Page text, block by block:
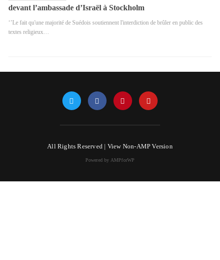
devant l’ambassade d’Israël à Stockholm
‘’Le fait qu'une majorité de Suédois soutiennent l'interdiction de brûler en public des
textes religieux…
All Rights Reserved | View Non-AMP Version
Powered by AMPforWP